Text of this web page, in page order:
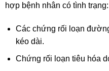
hợp bệnh nhân có tình trạng:
Các chứng rối loạn
kéo dài.
Chứng rối loạn tiêu hóa